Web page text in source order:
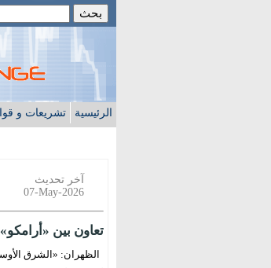
الرئيسية تشريعات و
آخر تحديث
07-May-2026
تعاون بين «أرامكو» و«سلوشنز» بـ372.5
الظهران: «الشرق